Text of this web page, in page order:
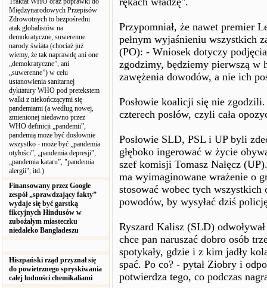
Międzynarodowych Przepisów
Zdrowotnych to bezpośredni
atak globalistów na
demokratyczne, suwerenne
narody świata (chociaż już
wiemy, że tak naprawdę ani one
„demokratyczne”, ani
„suwerenne”) w celu
ustanowienia sanitarnej
dyktatury WHO pod pretekstem
walki z niekończącymi się
pandemiami (a według nowej,
zmienionej niedawno przez
WHO definicji „pandemii”,
pandemią może być dosłownie
wszystko - może być „pandemia
otyłości”, „pandemia depresji”,
„pandemia kataru”, "pandemia
alergii", itd.)
Finansowany przez Google
zespół „sprawdzający fakty”
wydaje się być garstką
fikcyjnych Hindusów w
zubożałym miasteczku
niedaleko Bangladeszu
Hiszpański rząd przyznał się
do powietrznego spryskiwania
całej ludności chemikaliami
Przypomniał, że nawet premier
pełnym wyjaśnieniu wszystkich
(PO): - Wniosek dotyczy
zgodzimy, będziemy pierwszą w
zawężenia dowodów, a nie ich
Posłowie koalicji się nie
czterech posłów, czyli cała
Posłowie SLD, PSL i UP byli
głęboko ingerować w życie
szef komisji Tomasz Nałęcz
ma wyimaginowane wrażenie o
stosować wobec tych wszystkich
powodów, by wysyłać dziś
Ryszard Kalisz (SLD)
chce pan naruszać dobro osób
spotykały, gdzie i z kim jadły
spać. Po co? - pytał Ziobry i
potwierdza tego, co podczas